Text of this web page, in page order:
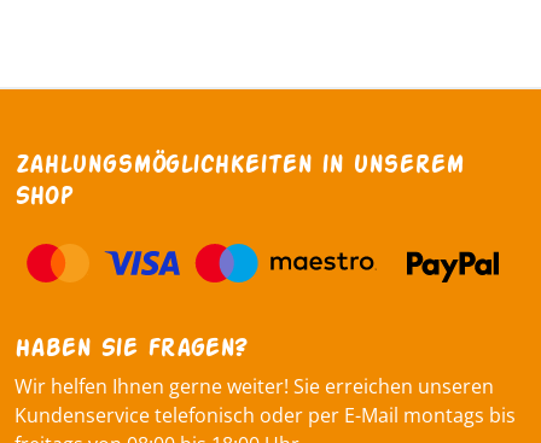
Zahlungsmöglichkeiten in unserem
Shop
Haben Sie fragen?
Wir helfen Ihnen gerne weiter! Sie erreichen unseren
Kundenservice telefonisch oder per E-Mail montags bis